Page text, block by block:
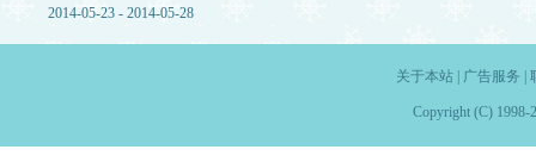
2014-05-23 - 2014-05-28
关于本站| 广告服务
Copyright (C) 1998-